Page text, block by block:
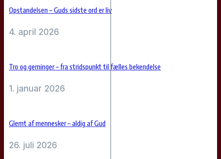
Opstandelsen – Guds sidste ord er liv
4. april 2026
Tro og gerninger – fra stridspunkt til fælles bekendelse
1. januar 2026
Glemt af mennesker – aldig af Gud
26. juli 2026